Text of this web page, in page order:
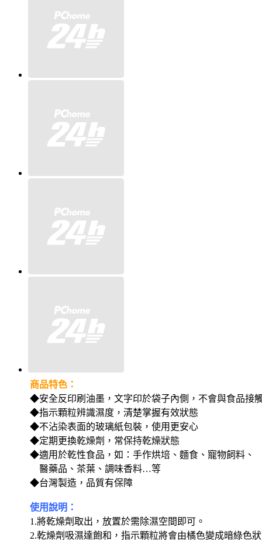
商品特色：
◆安全反印刷油墨，文字印於袋子內側，不會與食品接
◆指示顆粒辨識濕度，清楚掌握有效狀態
◆不沾染表面的玻璃紙包裝，使用更安心
◆定期更換乾燥劑，常保持乾燥狀態
◆適用於乾性食品，如：手作烘培、麵食、寵物飼料、
醫藥品、茶葉、調味香料…等
◆台灣製造，品質有保障
使用說明：
1.將乾燥劑取出，放置於需除濕空間即可。
2.乾燥劑吸濕達飽和，指示顆粒將會由橘色變成暗綠色